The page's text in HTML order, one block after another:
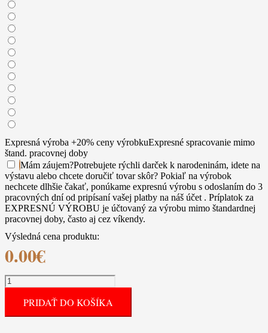
Expresná výroba +20% ceny výrobkuExpresné spracovanie mimo
štand. pracovnej doby
Mám záujem?Potrebujete rýchli darček k narodeninám, idete na
výstavu alebo chcete doručiť tovar skôr? Pokiaľ na výrobok
nechcete dlhšie čakať, ponúkame expresnú výrobu s odoslaním do 3
pracovných dní od pripísaní vašej platby na náš účet . Príplatok za
EXPRESNÚ VÝROBU je účtovaný za výrobu mimo štandardnej
pracovnej doby, často aj cez víkendy.
Výsledná cena produktu:
0.00€
množstvo
Bielo
čiernyPRIDAŤ DO KOŠÍKA